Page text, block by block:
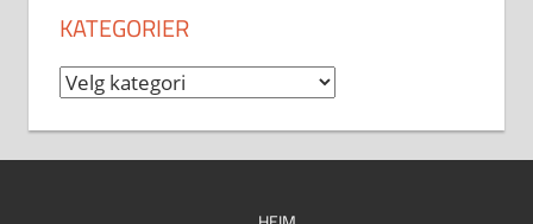
KATEGORIER
Kategorier